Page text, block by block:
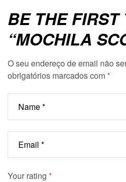
BE THE FIRST
“MOCHILA
O seu endereço de email não
obrigatórios marcados com*
Your rating *